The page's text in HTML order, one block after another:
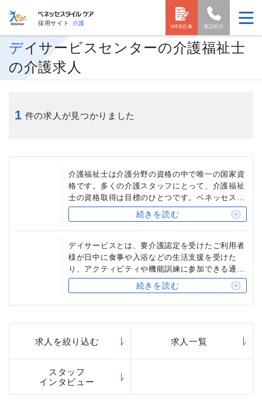
採用サイト 介護
電話対応
WEB応募
デイサービスセンターの介護福祉士
の介護求人
1 件の求人が見つかりました
介護福祉士は介護分野の資格の中で唯一の国家資
格です。多くの介護スタッフにとって、介護福祉
士の資格取得は目標のひとつです。ベネッセスタ
イルケアを始め、介護福祉士保有者には相当の資
格手当を支給する介護事業会社も少なくなく、ま
た、他の介護事業会社への転職時にも有利になる
場合もあります。
続きを読む
デイサービスとは、要介護認定を受けたご利用者
様が日中に食事や入浴などの生活支援を受けた
り、アクティビティや機能訓練に参加できる通所
サービスです。ベネッセスタイルケアでは、3時
間の短時間デイサービスと、6時間の滞在型デイ
サービスを運営しています。有料老人ホームと異
続きを読む
求人を絞り込む 求人一覧
スタッフ
インタビュー